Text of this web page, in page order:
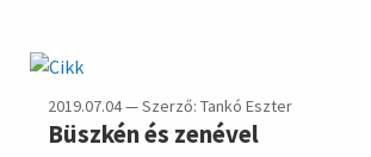
2019.07.04 — Szerző: Tankó Eszter
Büszkén és zenével